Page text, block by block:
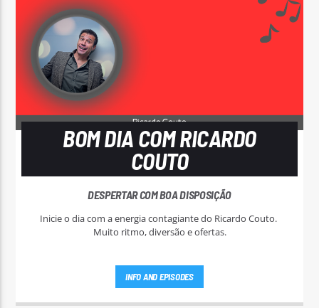
BOM DIA COM RICARDO
COUTO
DESPERTAR COM BOA DISPOSIÇÃO
Inicie o dia com a energia contagiante do Ricardo Couto.
Muito ritmo, diversão e ofertas.
INFO AND EPISODES